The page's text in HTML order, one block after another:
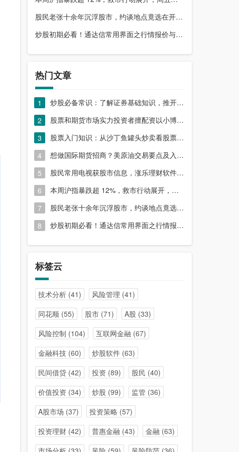
股民老张十余年沉浮股市，约谈地点竟选在开户超市门口？
炒股初期必看！通达信常用界面之行情报价与分时图介绍
热门文章
1
炒股必备常识：了解证券基础知识，推开股票市场大门
2
股票和期货市场实力投资者擅配资以小博大，顶配网优势尽显
3
股票入门知识：从沙丁鱼罐头炒卖看股票交易本质，你了解吗？
4
想做国际期货招商？美原油交易要点及入门指南请收好
5
股民常用电视获股市信息，涨乐理财软件或能满足更多需求？
6
本周沪指暴跌超 12%，救市行动展开，周五市场有何措施？
7
股民老张十余年沉浮股市，约谈地点竟选在开户超市门口？
8
炒股初期必看！通达信常用界面之行情报价与分时图介绍
标签云
技术分析 (41) 风险管理 (41)
同花顺 (55) 股市 (71) A股 (33)
风险控制 (104) 互联网金融 (67)
金融科技 (60) 炒股软件 (63)
民间借贷 (42) 投资 (89) 股民 (40)
价值投资 (34) 炒股 (99) 监管 (36)
A股市场 (37) 投资策略 (57)
投资理财 (42) 普惠金融 (43) 金融 (63)